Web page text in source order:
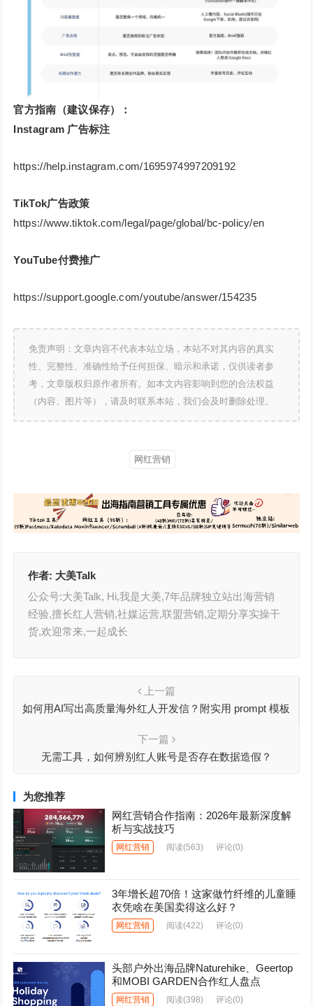
官方指南（建议保存）：
Instagram 广告标注
https://help.instagram.com/1695974997209192
TikTok广告政策
https://www.tiktok.com/legal/page/global/bc-policy/en
YouTube付费推广
https://support.google.com/youtube/answer/154235
免责声明：文章内容不代表本站立场，本站不对其内容的真实
性、完整性、准确性给予任何担保、暗示和承诺，仅供读者参
考，文章版权归原作者所有。如本文内容影响到您的合法权益
（内容、图片等），请及时联系本站，我们会及时删除处理。
网红营销
作者: 大美Talk
公众号:大美Talk, Hi,我是大美,7年品牌独立站出海营销
经验,擅长红人营销,社媒运营,联盟营销,定期分享实操干
货,欢迎常来,一起成长
上一篇
如何用AI写出高质量海外红人开发信？附实用 prompt 模板
下一篇
无需工具，如何辨别红人账号是否存在数据造假？
为您推荐
网红营销合作指南：2026年最新深度解
析与实战技巧
网红营销 阅读(563) 评论(0)
3年增长超70倍！这家做竹纤维的儿童睡
衣凭啥在美国卖得这么好？
网红营销 阅读(422) 评论(0)
头部户外出海品牌Naturehike、Geertop
和MOBI GARDEN合作红人盘点
网红营销 阅读(398) 评论(0)